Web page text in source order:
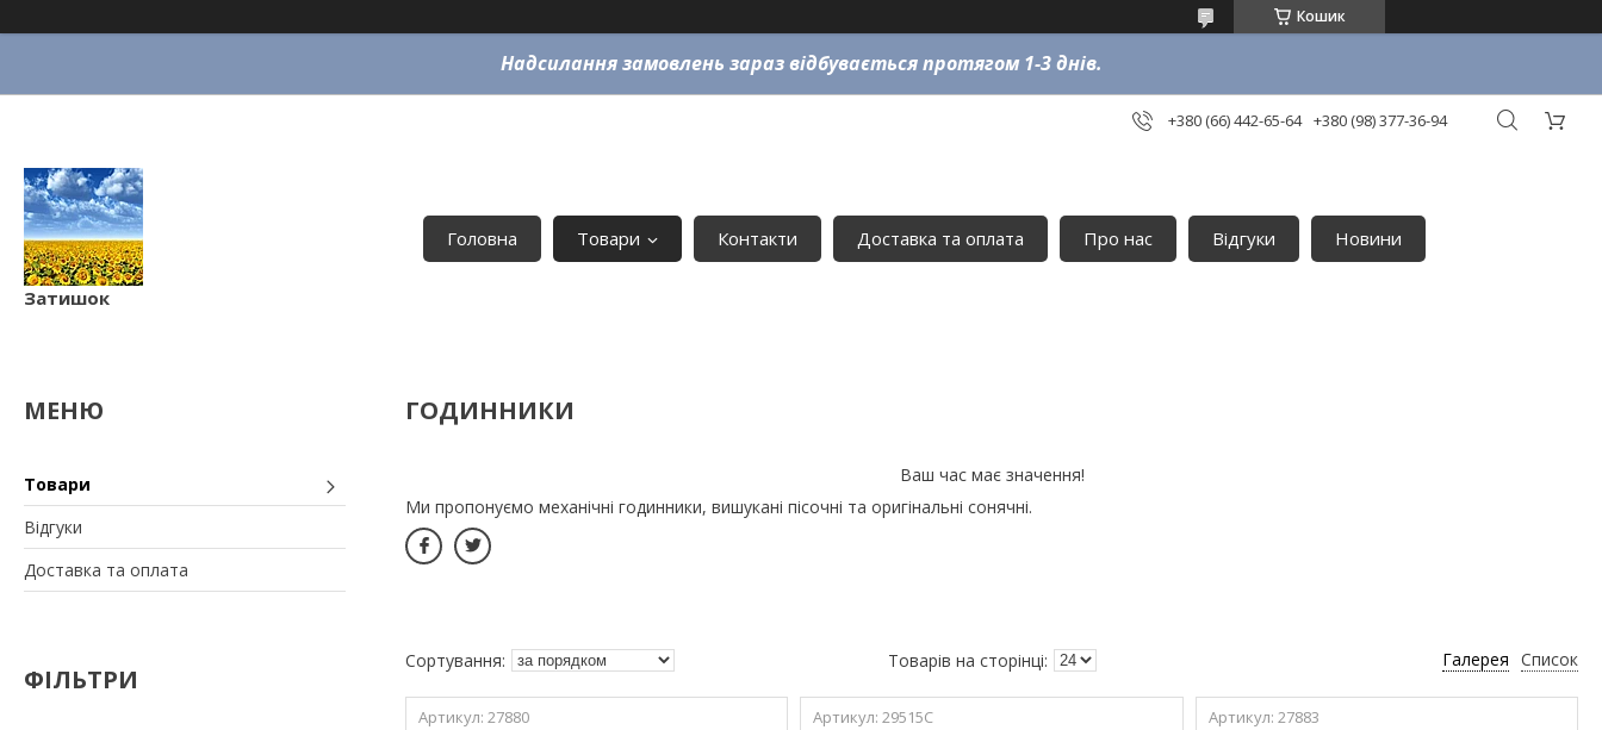
Кошик
Надсилання замовлень зараз відбувається протягом 1-3 днів.
+380 (66) 442-65-64 +380 (98) 377-36-94
Затишок
Головна Товари Контакти Доставка та оплата Про нас Відгуки Новини
Товари
Відгуки
Доставка та оплата
ФІЛЬТРИ
ГОДИННИКИ
Ваш час має значення!
Ми пропонуємо механічні годинники, вишукані пісочні та оригінальні сонячні.
Галерея Список
27880 29515C 27883